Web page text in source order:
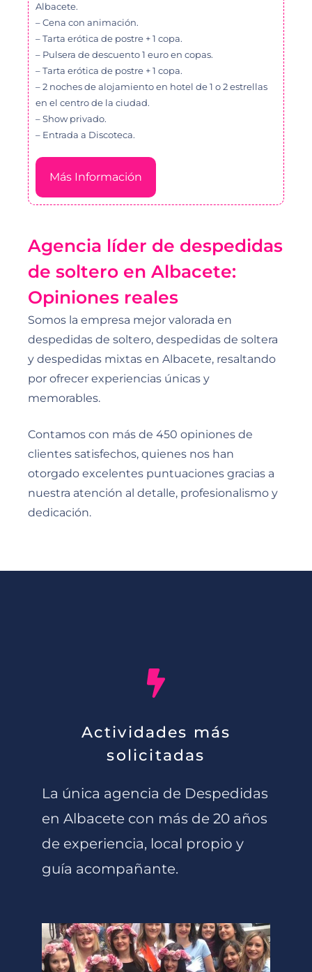
Albacete.
– Cena con animación.
– Tarta erótica de postre + 1 copa.
– Pulsera de descuento 1 euro en copas.
– Tarta erótica de postre + 1 copa.
– 2 noches de alojamiento en hotel de 1 o 2 estrellas
en el centro de la ciudad.
– Show privado.
– Entrada a Discoteca.
Más Información
Agencia líder de despedidas
de soltero en Albacete:
Opiniones reales
Somos la empresa mejor valorada en
despedidas de soltero, despedidas de soltera
y despedidas mixtas en Albacete, resaltando
por ofrecer experiencias únicas y
memorables.
Contamos con más de 450 opiniones de
clientes satisfechos, quienes nos han
otorgado excelentes puntuaciones gracias a
nuestra atención al detalle, profesionalismo y
dedicación.
Actividades más
solicitadas
La única agencia de Despedidas
en Albacete con más de 20 años
de experiencia, local propio y
guía acompañante.